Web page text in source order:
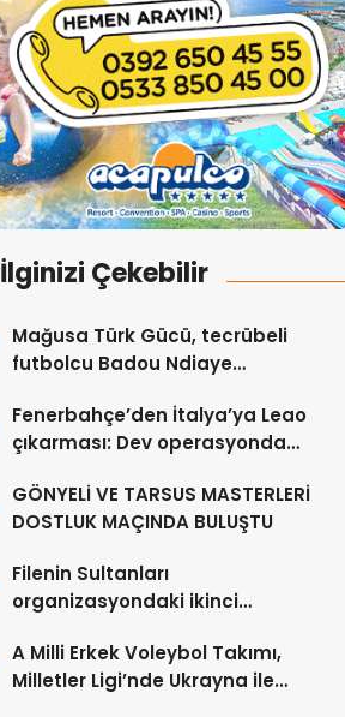
İlginizi Çekebilir
Mağusa Türk Gücü, tecrübeli
futbolcu Badou Ndiaye
Fenerbahçe’den İtalya’ya Leao
çıkarması: Dev operasyonda
GÖNYELİ VE TARSUS MASTERLERİ
DOSTLUK MAÇINDA BULUŞTU
Filenin Sultanları
organizasyondaki ikinci
A Milli Erkek Voleybol Takımı,
Milletler Ligi’nde Ukrayna ile